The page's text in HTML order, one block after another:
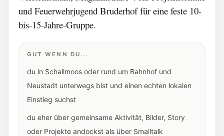
und Feuerwehrjugend Bruderhof für eine feste 10-
bis-15-Jahre-Gruppe.
GUT WENN DU...
du in Schallmoos oder rund um Bahnhof und
Neustadt unterwegs bist und einen echten lokalen
Einstieg suchst
du eher über gemeinsame Aktivität, Bilder, Story
oder Projekte andockst als über Smalltalk